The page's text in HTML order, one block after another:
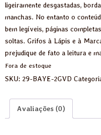
ligeiramente desgastadas,
manchas. No entanto o
bem legíveis, páginas
soltas. Grifos à Lápis e à
prejudique de fato a leitura e
Fora de estoque
SKU: 29-BAYE-2GVD
Avaliações (0)